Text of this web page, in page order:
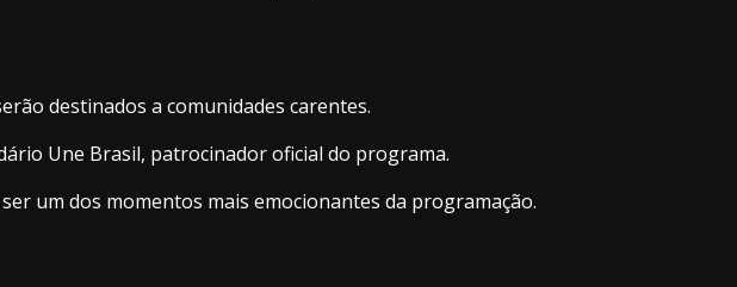
destinados a comunidades carentes.
Une Brasil, patrocinador oficial do programa.
um dos momentos mais emocionantes da programação.